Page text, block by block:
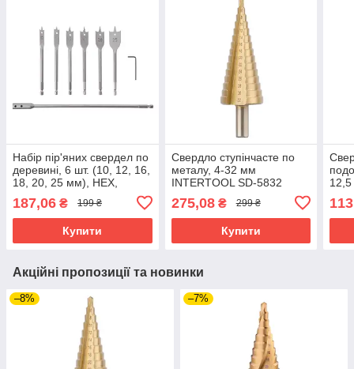
Набір пір'яних свердел по
деревині, 6 шт. (10, 12, 16,
18, 20, 25 мм), HEX,
INTERTOOL SD-0207
187,06 ₴ 199 ₴
Купити
Свердло ступінчасте по
металу, 4-32 мм
INTERTOOL SD-5832
275,08₴ 299 ₴
Купити
Акційні пропозиції та новинки
–8% –7%